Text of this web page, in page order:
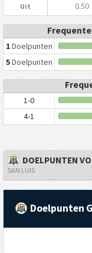
Uit 0.50
1Doelpunten
5Doelpunten
1-0
4-1
DOELPUNTEN
SAN LUIS
Doelpunten